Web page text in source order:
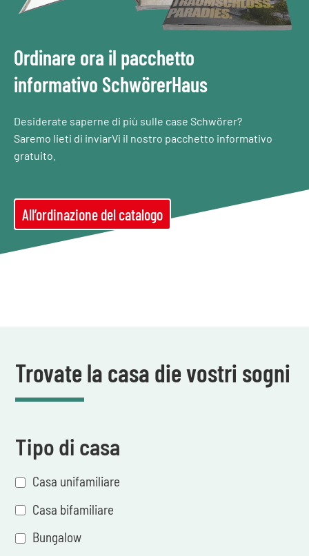
Ordinare ora il pacchetto
informativo SchwörerHaus
Desiderate saperne di più sulle case Schwörer?
Saremo lieti di inviarVi il nostro pacchetto informativo
gratuito.
All’ordinazione del catalogo
Trovate la casa die vostri sogni
Tipo di casa
Casa unifamiliare
Casa bifamiliare
Bungalow